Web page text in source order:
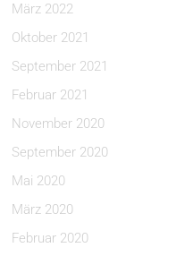
März 2022
Oktober 2021
September 2021
Februar 2021
November 2020
September 2020
Mai 2020
März 2020
Februar 2020